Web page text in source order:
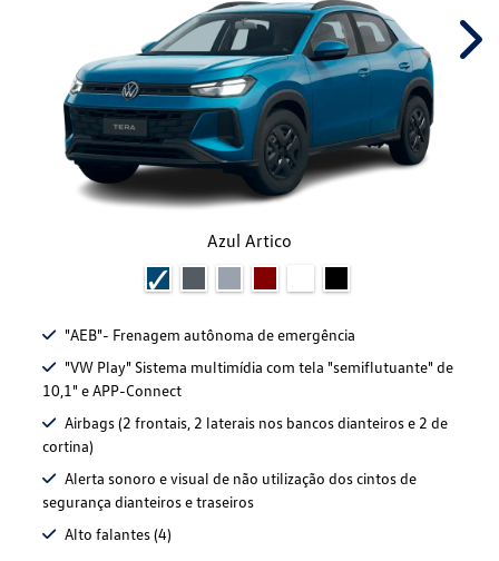
Azul Artico
"AEB"- Frenagem autônoma de emergência
"VW Play" Sistema multimídia com tela "semiflutuante" de
10,1" e APP-Connect
Airbags (2 frontais, 2 laterais nos bancos dianteiros e 2 de
cortina)
Alerta sonoro e visual de não utilização dos cintos de
segurança dianteiros e traseiros
Alto falantes (4)